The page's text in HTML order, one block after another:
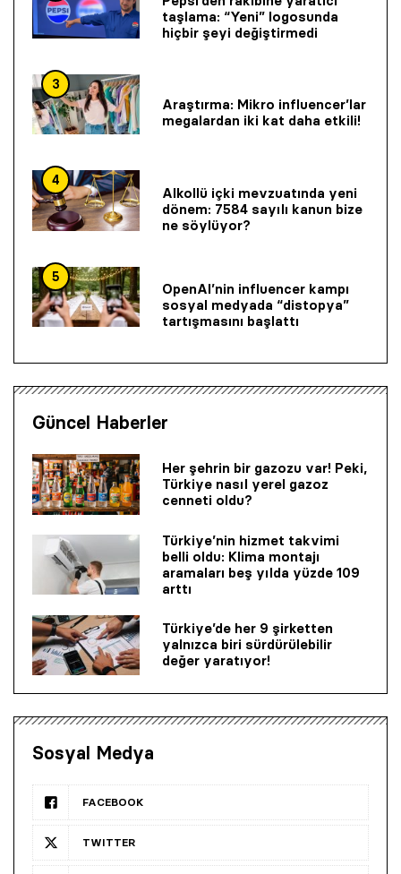
taşlama: “Yeni” logosunda
hiçbir şeyi değiştirmedi
3
Araştırma: Mikro influencer’lar
megalardan iki kat daha etkili!
4
Alkollü içki mevzuatında yeni
dönem: 7584 sayılı kanun bize
ne söylüyor?
5
OpenAI’nin influencer kampı
sosyal medyada “distopya”
tartışmasını başlattı
Güncel Haberler
Her şehrin bir gazozu var! Peki,
Türkiye nasıl yerel gazoz
cenneti oldu?
Türkiye’nin hizmet takvimi
belli oldu: Klima montajı
aramaları beş yılda yüzde 109
arttı
Türkiye’de her 9 şirketten
yalnızca biri sürdürülebilir
değer yaratıyor!
Sosyal Medya
FACEBOOK
TWITTER